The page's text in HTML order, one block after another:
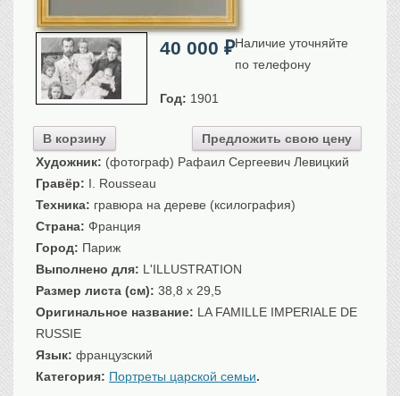
Санкт-Петербург
Российская империя
Прочие
Севастополь, Крым
История моды.
Гражданская мода
Охота. Флора. Фауна
Фауна
Флора
Охота
Рыбы, рыбалка
Архитектура
40 000₽
В корзину Предложить свою цену
Наличие уточняйте
по телефону
Год: 1901
Художник: (фотограф) Рафаил Сергеевич Левицкий
Гравёр: I. Rousseau
Техника: гравюра на дереве (ксилография)
Страна: Франция
Город: Париж
Выполнено для: L'ILLUSTRATION
Размер листа (см): 38,8 x 29,5
Оригинальное название: LA FAMILLE IMPERIALE DE
RUSSIE
Язык: французский
Категория: Портреты царской семьи.